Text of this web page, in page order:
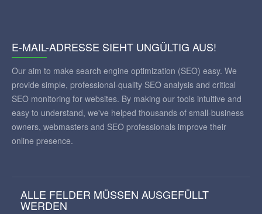
E-MAIL-ADRESSE SIEHT UNGÜLTIG AUS!
Our aim to make search engine optimization (SEO) easy. We
provide simple, professional-quality SEO analysis and critical
SEO monitoring for websites. By making our tools intuitive and
easy to understand, we've helped thousands of small-business
owners, webmasters and SEO professionals improve their
online presence.
ALLE FELDER MÜSSEN AUSGEFÜLLT
WERDEN